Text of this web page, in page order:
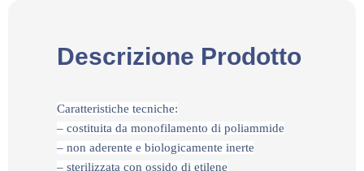
Descrizione Prodotto
Caratteristiche tecniche:
– costituita da monofilamento di poliammide
– non aderente e biologicamente inerte
– sterilizzata con ossido di etilene